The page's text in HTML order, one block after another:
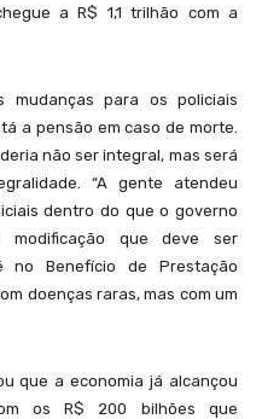
a R$ 1,1 trilhão com a
para os policiais
a pensão em caso de morte.
não ser integral, mas será
“A gente atendeu
dentro do que o governo
modificação que deve ser
no Benefício de Prestação
doenças raras, mas com um
que a economia já alcançou
os R$ 200 bilhões que